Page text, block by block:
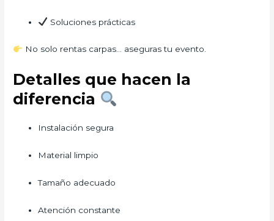
Soluciones prácticas
No solo rentas carpas… aseguras tu evento.
Detalles que hacen la
diferencia
Instalación segura
Material limpio
Tamaño adecuado
Atención constante